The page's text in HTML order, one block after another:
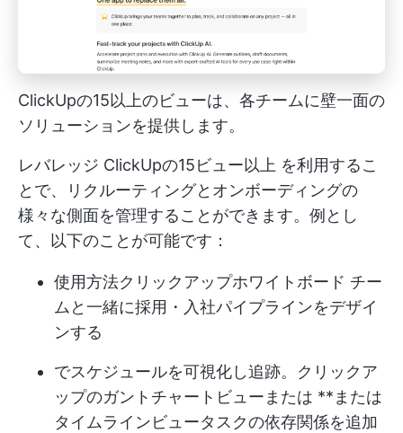
ClickUpの15以上のビューは、各チームに壁一面の
ソリューションを提供します。
レバレッジ ClickUpの15ビュー以上 を利用するこ
とで、リクルーティングとオンボーディングの
様々な側面を管理することができます。例とし
て、以下のことが可能です：
使用方法クリックアップホワイトボード チー
ムと一緒に採用・入社パイプラインをデザイ
ンする
でスケジュールを可視化し追跡。 クリックア
ップのガントチャートビュー または **または
タイムラインビュータスクの依存関係を追加